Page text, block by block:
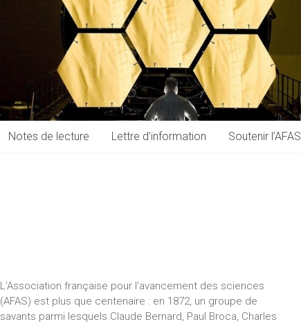
Notes de lecture Lettre d’information Soutenir l’AFAS
L’Association française pour l’avancement des sciences
(AFAS) est plus que centenaire : en 1872, un groupe de
savants parmi lesquels Claude Bernard, Paul Broca, Charles